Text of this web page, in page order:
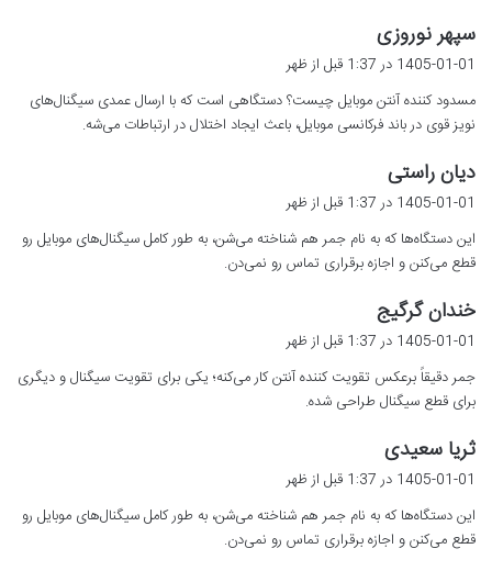
سپهر نوروزی
ف
1405-01-01 در 1:37 قبل از ظهر
مسدود کننده آنتن موبایل چیست؟ دستگاهی است که با ارسال عمدی سیگنال‌های
نویز قوی در باند فرکانسی موبایل، باعث ایجاد اختلال در ارتباطات می‌شه.
دیان راستی
ت
:
1405-01-01 در 1:37 قبل از ظهر
این دستگاه‌ها که به نام جمر هم شناخته می‌شن، به طور کامل سیگنال‌های موبایل رو
قطع می‌کنن و اجازه برقراری تماس رو نمی‌دن.
خندان گرگیج
ف
:
1405-01-01 در 1:37 قبل از ظهر
جمر دقیقاً برعکس تقویت کننده آنتن کار می‌کنه؛ یکی برای تقویت سیگنال و دیگری
برای قطع سیگنال طراحی شده.
ثریا سعیدی
ت
1405-01-01 در 1:37 قبل از ظهر
این دستگاه‌ها که به نام جمر هم شناخته می‌شن، به طور کامل سیگنال‌های موبایل رو
قطع می‌کنن و اجازه برقراری تماس رو نمی‌دن.